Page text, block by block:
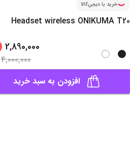
خرید با دیجی‌کالا
Headset wireless ONIKUMA T20
2,890,000
4,000,000
افزودن به سبد خرید